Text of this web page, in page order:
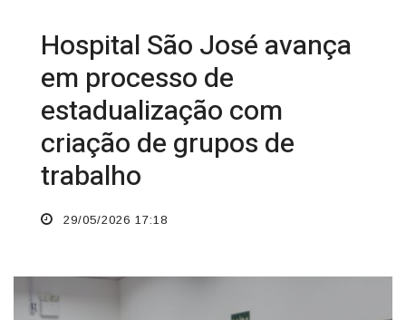
Hospital São José avança
em processo de
estadualização com
criação de grupos de
trabalho
29/05/2026 17:18